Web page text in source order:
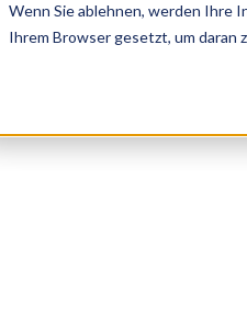
Wenn Sie ablehnen, werden Ihre
Ihrem Browser gesetzt, um daran